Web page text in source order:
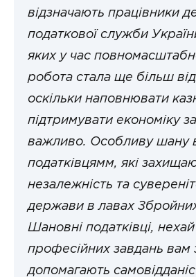
відзначають працівники
податкової служби
яких у час
робота стала ще більш
оскільки наповнювати
підтримувати економіку
важливо. Особливу шану
податківцямм, які
незалежність та
держави в лавах
Шановні податківці,
професійних завдань вам
допомагають